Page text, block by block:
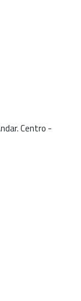
Centro -